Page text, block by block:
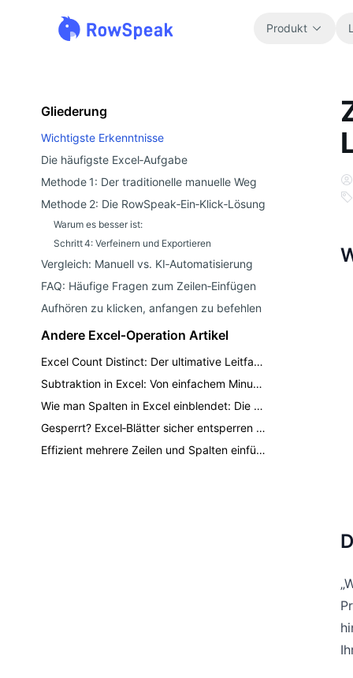
Produkt
Gliederung
Wichtigste Erkenntnisse
Die häufigste Excel‑Aufgabe
Methode 1: Der traditionelle manuelle Weg
Methode 2: Die RowSpeak‑Ein‑Klick‑Lösung
Warum es besser ist:
Schritt 4: Verfeinern und Exportieren
Vergleich: Manuell vs. KI‑Automatisierung
FAQ: Häufige Fragen zum Zeilen‑Einfügen
Aufhören zu klicken, anfangen zu befehlen
Andere Excel‑Operation Artikel
Excel Count Distinct: Der ultimative Leitfaden zum Zählen eindeutiger Werte
Subtraktion in Excel: Von einfachem Minus bis Ein‑Klick‑KI
Wie man Spalten in Excel einblendet: Die schnellsten Methoden für jede Situation
Gesperrt? Excel‑Blätter sicher entsperren und schützen
Effizient mehrere Zeilen und Spalten einfügen, ohne Daten zu beschädigen